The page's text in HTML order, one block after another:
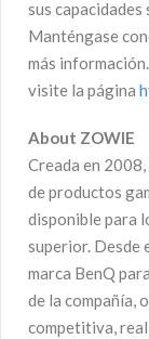
sus
Manténgase
más
visite la página
About ZOWIE
Creada en
de productos
disponible para
superior. Desde
marca BenQ
de la compañía,
competitiva, real